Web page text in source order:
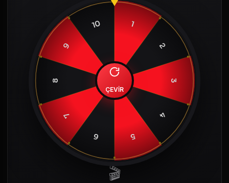
1
2
3
4
5
6
7
8
9
10
ÇEVİR
🎬